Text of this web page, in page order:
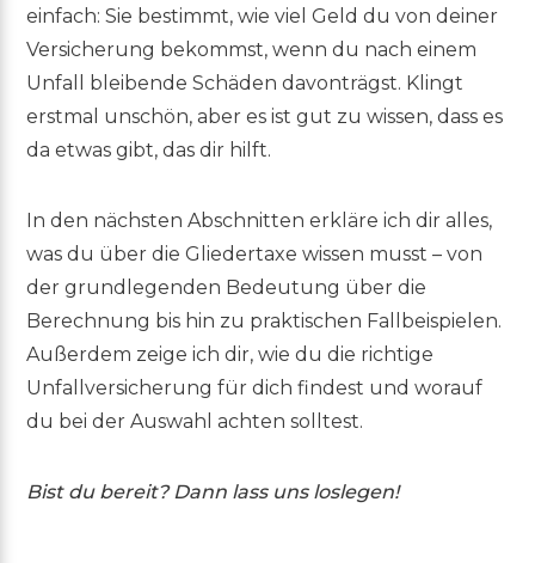
einfach: Sie bestimmt, wie viel Geld du von deiner
Versicherung bekommst, wenn du nach einem
Unfall bleibende Schäden davonträgst. Klingt
erstmal unschön, aber es ist gut zu wissen, dass es
da etwas gibt, das dir hilft.
In den nächsten Abschnitten erkläre ich dir alles,
was du über die Gliedertaxe wissen musst – von
der grundlegenden Bedeutung über die
Berechnung bis hin zu praktischen Fallbeispielen.
Außerdem zeige ich dir, wie du die richtige
Unfallversicherung für dich findest und worauf
du bei der Auswahl achten solltest.
Bist du bereit? Dann lass uns loslegen!